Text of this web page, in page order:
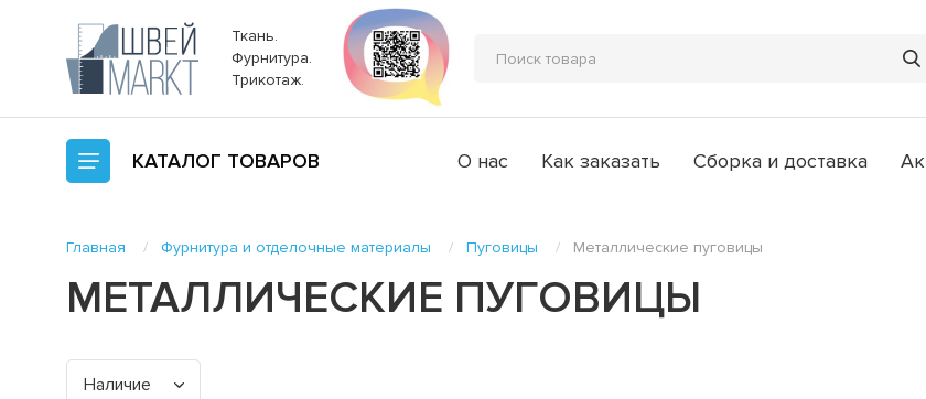
Ткань.
Фурнитура.
Трикотаж.
КАТАЛОГ ТОВАРОВ О нас Как заказать Сборка и доставка
Главная Фурнитура и отделочные материалы Пуговицы Металлические пуговицы
МЕТАЛЛИЧЕСКИЕ ПУГОВИЦЫ
Наличие